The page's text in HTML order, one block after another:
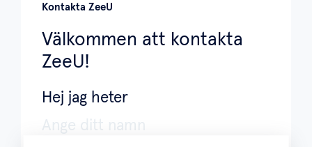
Kontakta ZeeU
Välkommen att kontakta
ZeeU!
Hej jag heter